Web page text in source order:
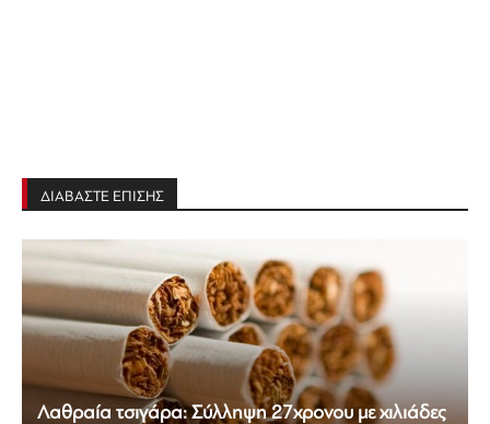
ΔΙΑΒΑΣΤΕ ΕΠΙΣΗΣ
Λαθραία τσιγάρα: Σύλληψη 27χρονου με χιλιάδες